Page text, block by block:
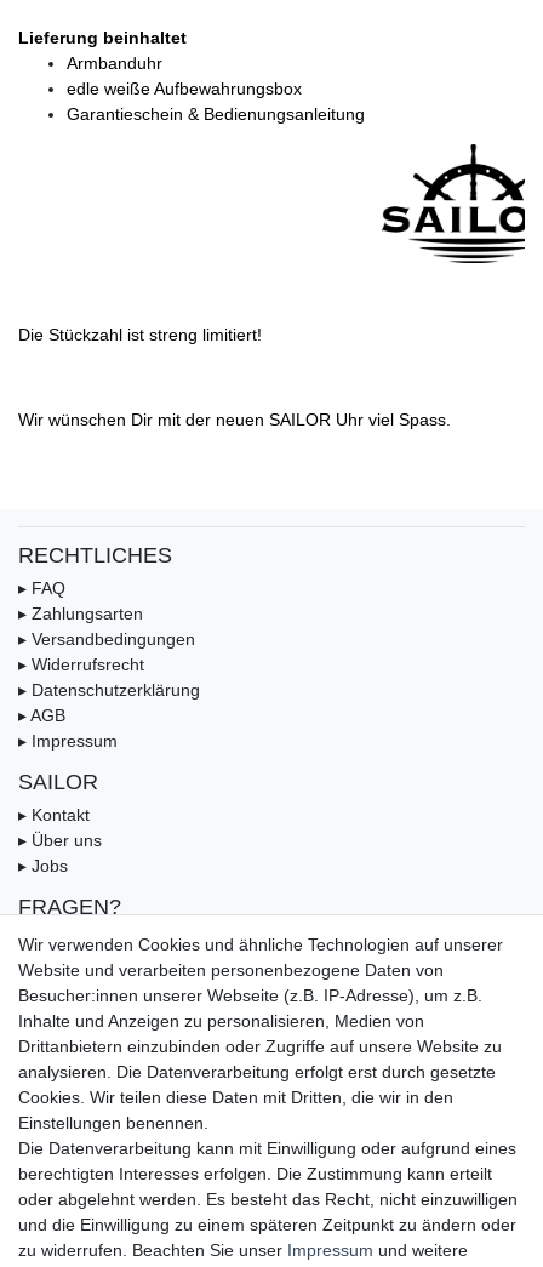
Lieferung beinhaltet
Armbanduhr
edle weiße Aufbewahrungsbox
Garantieschein & Bedienungsanleitung
Die Stückzahl ist streng limitiert!
Wir wünschen Dir mit der neuen SAILOR Uhr viel Spass.
RECHTLICHES
▸ FAQ
▸ Zahlungsarten
▸ Versandbedingungen
▸ Widerrufsrecht
▸ Datenschutzerklärung
▸ AGB
▸ Impressum
SAILOR
▸ Kontakt
▸ Über uns
▸ Jobs
FRAGEN?
▸ FAQ
▸ Zahlungsarten
▸ Versandbedingungen
▸ Gutschein
UNSERE ZAHLUNGSMÖGLICKEITEN
Wir verwenden Cookies und ähnliche Technologien auf unserer
Website und verarbeiten personenbezogene Daten von
Besucher:innen unserer Webseite (z.B. IP-Adresse), um z.B.
Inhalte und Anzeigen zu personalisieren, Medien von
Drittanbietern einzubinden oder Zugriffe auf unsere Website zu
analysieren. Die Datenverarbeitung erfolgt erst durch gesetzte
Cookies. Wir teilen diese Daten mit Dritten, die wir in den
Einstellungen benennen.
Die Datenverarbeitung kann mit Einwilligung oder aufgrund eines
berechtigten Interesses erfolgen. Die Zustimmung kann erteilt
oder abgelehnt werden. Es besteht das Recht, nicht einzuwilligen
und die Einwilligung zu einem späteren Zeitpunkt zu ändern oder
zu widerrufen. Beachten Sie unser Impressum und weitere